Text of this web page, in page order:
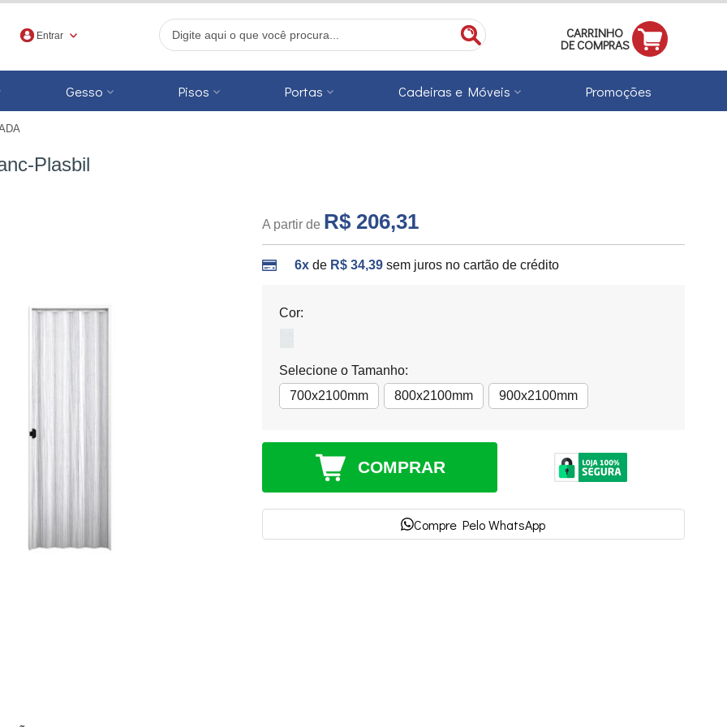
Entrar CARRINHO
DE COMPRAS
Gesso Pisos Portas Cadeiras e Móveis Promoções
Plasbil
A partir de R$ 206,31
6x de R$ 34,39 sem juros no cartão de crédito
Cor:
Selecione o Tamanho:
700x2100mm
800x2100mm 900x2100mm
COMPRAR
Compre Pelo WhatsApp